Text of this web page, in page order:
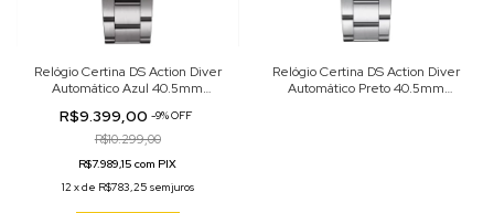
Relógio Certina DS Action Diver
Automático Azul 40.5mm
R$9.399,00 -9%OFF
R$10.299,00
R$7.989,15 com PIX
12 xde R$783,25 sem juros
Relógio Certina DS Action Diver
Automático Preto 40.5mm